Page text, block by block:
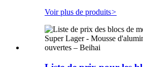
Voir plus de produits>